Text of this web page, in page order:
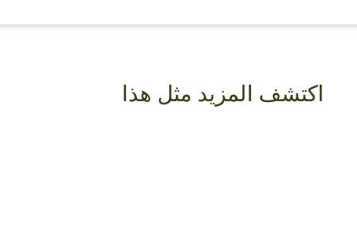
اكتشف المزيد مثل هذا